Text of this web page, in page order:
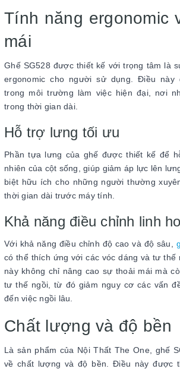
Tính năng ergonomic
mái
Ghế SG528 được thiết kế với trọng tâm là
ergonomic cho người sử dụng. Điều này
trong môi trường làm việc hiện đại, nơi
trong thời gian dài.
Hỗ trợ lưng tối ưu
Phần tựa lưng của ghế được thiết kế để
nhiên của cột sống, giúp giảm áp lực lên
biệt hữu ích cho những người thường
thời gian dài trước máy tính.
Khả năng điều chỉnh linh
Với khả năng điều chỉnh độ cao và độ sâu,
có thể thích ứng với các vóc dáng và tư thế
này không chỉ nâng cao sự thoải mái mà
tư thế ngồi, từ đó giảm nguy cơ các vấn
đến việc ngồi lâu.
Chất lượng và độ bền
Là sản phẩm của Nội Thất The One, ghế
về chất lượng và độ bền. Điều này được